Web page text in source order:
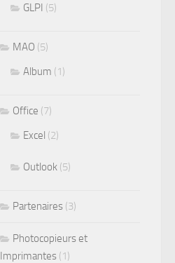
GLPI (5)
MAO (5)
Album (1)
Office (7)
Excel (2)
Outlook (5)
Partenaires (3)
Photocopieurs et
Imprimantes (1)